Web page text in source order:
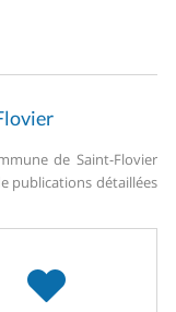
de Saint-Flovier
publications détaillées